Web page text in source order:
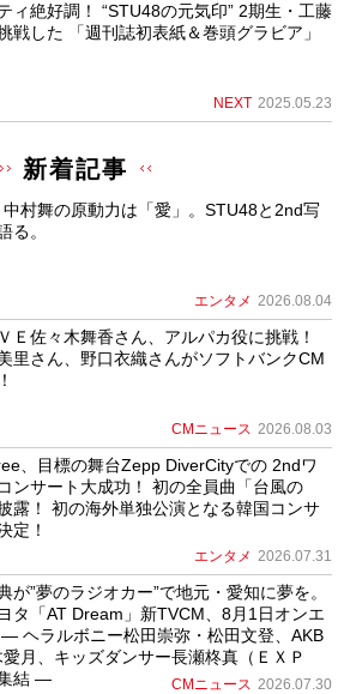
ィ絶好調！ “STU48の元気印” 2期生・工藤
戦した 「週刊誌初表紙＆巻頭グラビア」
NEXT 2025.05.23
新着記事
村舞の原動力は「愛」。STU48と2nd写
る。
エンタメ 2026.08.04
Ｅ佐々木舞香さん、アルパカ役に挑戦！
里さん、野口衣織さんがソフトバンクCM
CMニュース 2026.08.03
、目標の舞台Zepp DiverCityでの 2ndワ
ンサート大成功！ 初の全員曲「台風の
露！ 初の海外単独公演となる韓国コンサ
定！
エンタメ 2026.07.31
が”夢のラジオカー”で地元・愛知に夢を。
タ「AT Dream」新TVCM、8月1日オンエ
ヘラルボニー松田崇弥・松田文登、AKB
月、キッズダンサー長瀬柊真（ＥＸＰ
結 ―
CMニュース 2026.07.30